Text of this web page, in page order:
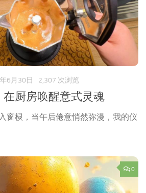
6月30日 2,307 次浏览
厨房唤醒意式灵魂
窗棂，当午后倦意悄然弥漫，我的仪
0